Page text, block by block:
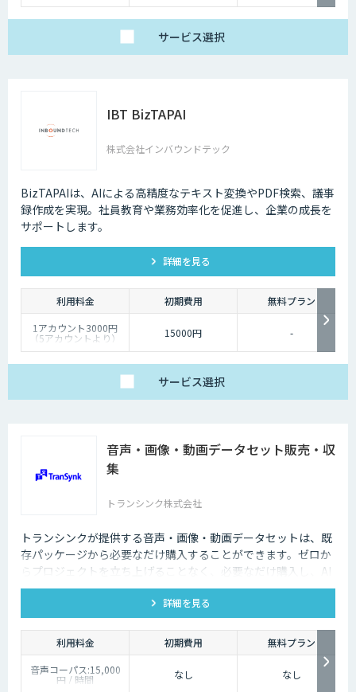
サービス選択
IBT BizTAPAI
株式会社インバウンドテック
BizTAPAIは、AIによる高精度なテキスト変換やPDF検索、議事
録作成を実現。社員教育や業務効率化を促進し、企業の成長を
サポートします。
詳細を見る
利用料金 初期費用
無料プラン
1アカウント3000円
（5アカウントより） 15000円 -
サービス選択
音声・画像・動画データセット販売・収
集
トランシンク株式会社
トランシンクが提供する音声・画像・動画データセットは、既
存パッケージから必要なだけ購入することができます。ゼロか
らプロジェクトを立ち上げることなく、必要なだけ購入し、AI
モデルの開発ができます。
詳細を見る
利用料金 初期費用
無料プラン
音声コーパス:15,000
円 / 時間 なし なし